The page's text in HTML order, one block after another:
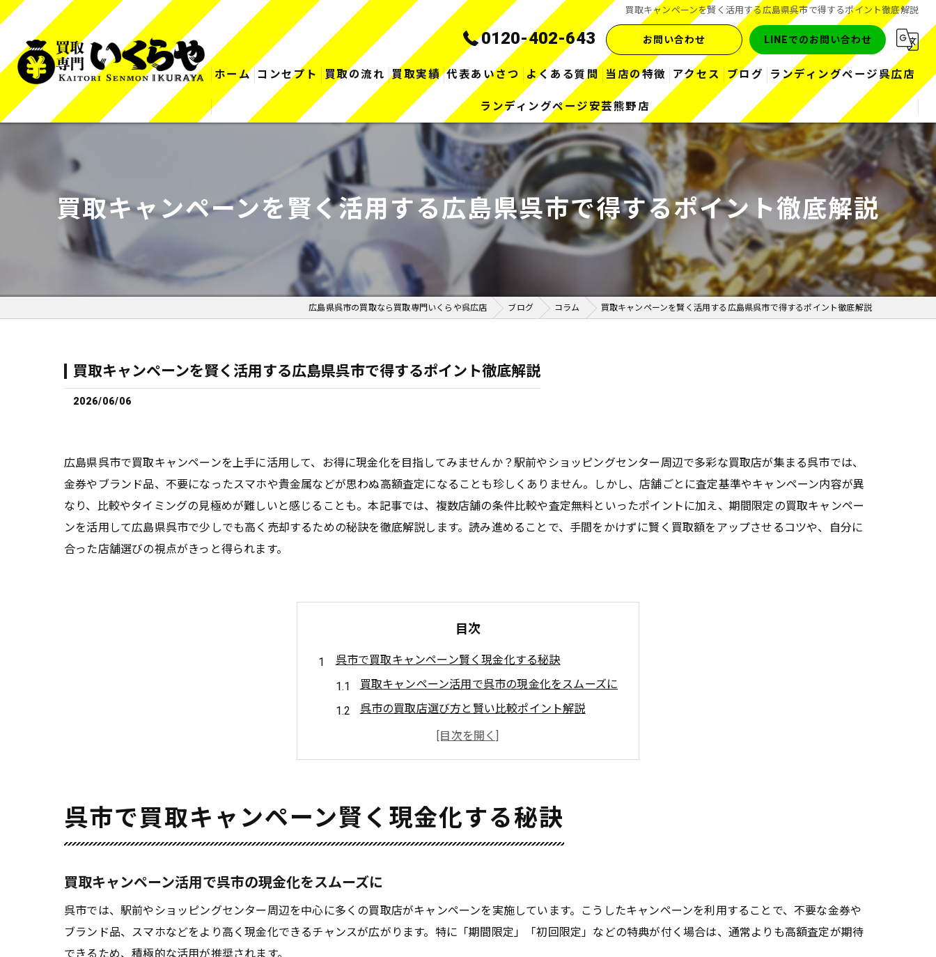
買取キャンペーンを賢く活用する広島県呉市で得するポイント徹底解説
0120-402-643 お問い合わせ LINEでのお問い合わせ
ホーム コンセプト 買取の流れ 買取実績 代表あいさつ よくある質問 当店の特徴
金
お酒
ブランド
ダイヤ
アクセス ブログ
コラム
ランディングページ呉広店
ランディングページ安芸熊野店
買取キャンペーンを賢く活用する広島県呉市で得するポイント徹底解説
広島県呉市の買取なら買取専門いくらや呉広店 ブログ コラム 買取キャンペーンを賢く活用する広島県呉市で得するポイント徹底解説
買取キャンペーンを賢く活用する広島県呉市で得するポイント徹底解説
2026/06/06
広島県呉市で買取キャンペーンを上手に活用して、お得に現金化を目指してみませんか？駅前やショッピングセンター周辺で多彩な買取店が集まる呉市では、
金券やブランド品、不要になったスマホや貴金属などが思わぬ高額査定になることも珍しくありません。しかし、店舗ごとに査定基準やキャンペーン内容が異
なり、比較やタイミングの見極めが難しいと感じることも。本記事では、複数店舗の条件比較や査定無料といったポイントに加え、期間限定の買取キャンペー
ンを活用して広島県呉市で少しでも高く売却するための秘訣を徹底解説します。読み進めることで、手間をかけずに賢く買取額をアップさせるコツや、自分に
合った店舗選びの視点がきっと得られます。
目次
呉市で買取キャンペーン賢く現金化する秘訣
買取キャンペーン活用で呉市の現金化をスムーズに
呉市の買取店選び方と賢い比較ポイント解説
キャンペーン適用で買取額アップする実践方法
査定無料を利用した呉市での買取の流れ
高額を狙うなら呉市の買取活用術も必見
高額査定を引き出す呉市の賢い買取戦略
呉市で高額買取を実現するための事前準備
ブランド品や金券も呉市で高く売るコツ
タイミングを逃さない買取キャンペーンの選び方
呉市で買取キャンペーン賢く現金化する秘訣
買取キャンペーン活用で呉市の現金化をスムーズに
呉市では、駅前やショッピングセンター周辺を中心に多くの買取店がキャンペーンを実施しています。こうしたキャンペーンを利用することで、不要な金券や
ブランド品、スマホなどをより高く現金化できるチャンスが広がります。特に「期間限定」「初回限定」などの特典が付く場合は、通常よりも高額査定が期待
できるため、積極的な活用が推奨されます。